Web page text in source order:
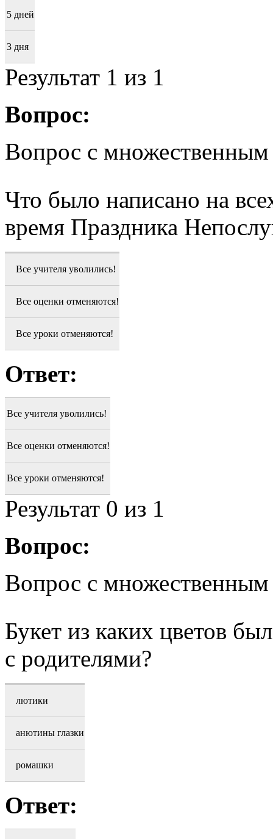
5 дней
3 дня
Результат 1 из 1
Вопрос:
Вопрос с
Что было написано на
время Праздника
Все учителя уволились!
Все оценки отменяются!
Все уроки отменяются!
Ответ:
Все учителя уволились!
Все оценки отменяются!
Все уроки отменяются!
Результат 0 из 1
Вопрос:
Вопрос с
Букет из каких цветов
с родителями?
лютики
анютины глазки
ромашки
Ответ: